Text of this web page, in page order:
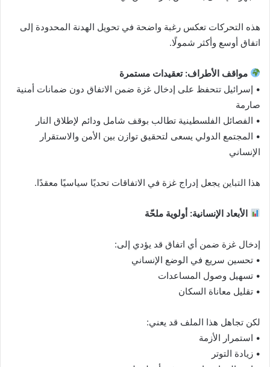
هذه التحركات تعكس رغبة واضحة في تحويل الهدنة المحدودة إلى
اتفاق أوسع وأكثر شمولًا.
مواقف الأطراف: تعقيدات مستمرة
• إسرائيل تتحفظ على إدخال غزة ضمن الاتفاق دون ضمانات أمنية
صارمة
• الفصائل الفلسطينية تطالب بوقف شامل ودائم لإطلاق النار
• المجتمع الدولي يسعى لتحقيق توازن بين الأمن والاستقرار
الإنساني
هذا التباين يجعل إدراج غزة في الاتفاقات تحديًا سياسيًا معقدًا.
الأبعاد الإنسانية: أولوية ملحّة
إدخال غزة ضمن أي اتفاق قد يؤدي إلى:
• تحسين سريع في الوضع الإنساني
• تسهيل وصول المساعدات
• تقليل معاناة السكان
لكن تجاهل هذا الملف قد يعني:
• استمرار الأزمة
• زيادة التوتر